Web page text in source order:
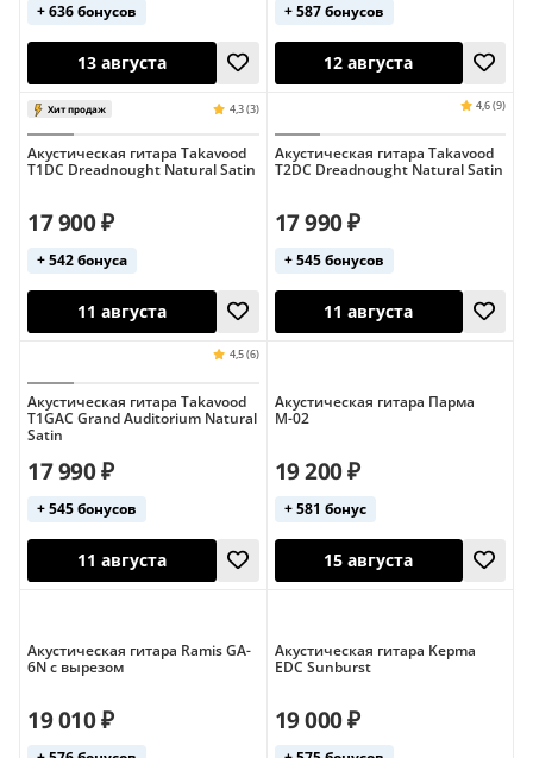
4,5 (8)
11 августа 13 августа
+ 636 бонусов
13 августа
+ 587 бонусов
12 августа
Акустическая гитара Takavood
T1DC Dreadnought Natural Satin
17 900 ₽
+ 542 бонуса
11 августа
Акустическая гитара Takavood
T2DC Dreadnought Natural Satin
17 990 ₽
+ 545 бонусов
Акустическая гитара Takavood
T1GAC Grand Auditorium Natural
Satin
17 990 ₽
+ 545 бонусов
Акустическая гитара Парма
М-02
19 200 ₽
+ 581 бонус
Акустическая гитара Ramis GA-
6N с вырезом
19 010 ₽
Акустическая гитара Kepma
EDC Sunburst
19 000 ₽